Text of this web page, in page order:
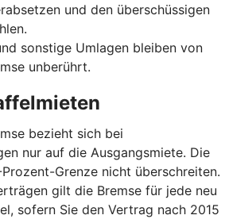
und den überschüssigen
sonstige Umlagen bleiben von
unberührt.
bezieht sich bei
nur auf die Ausgangsmiete. Die
Grenze nicht überschreiten.
gilt die Bremse für jede neu
sofern Sie den Vertrag nach 2015